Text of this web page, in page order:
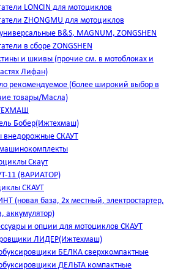
LONCIN для мотоциклов
ZHONGMU для мотоциклов
B&S, MAGNUM, ZONGSHEN
в сборе ZONGSHEN
и шкивы (прочие см. в мотоблоках и
Лифан)
рекомендуемое (более широкий выбор в
товары/Масла)
Бобер(Ижтехмаш)
внедорожные СКАУТ
Скаут
11 (ВАРИАТОР)
СКАУТ
(новая база, 2х местный, электростартер,
аккумулятор)
и опции для мотоциклов СКАУТ
ЛИДЕР(Ижтехмаш)
БЕЛКА сверхкомпактные
ДЕЛЬТА компактные